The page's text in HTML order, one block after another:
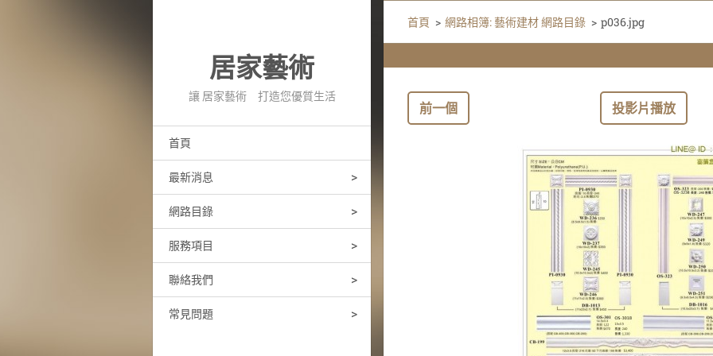
居家藝術
讓 居家藝術 打造您優質生活
首頁
最新消息
網路目錄
服務項目
聯絡我們
常見問題
首頁 > 網路相簿: 藝術建材 網路目錄 > p036.jpg
前一個 投影片播放